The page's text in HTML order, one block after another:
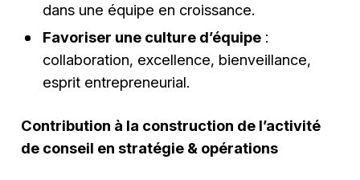
dans une équipe en croissance.
Favoriser une culture d’équipe:
collaboration, excellence, bienveillance,
esprit entrepreneurial.
Contribution à la construction de l’activité
de conseil en stratégie & opérations